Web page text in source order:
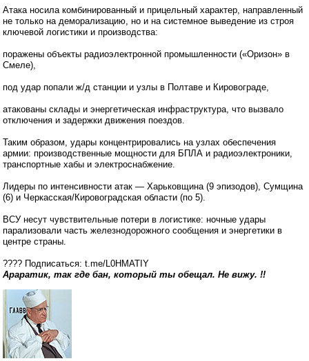
Атака носила комбинированный и прицельный характер, направленный
не только на деморализацию, но и на системное выведение из строя
ключевой логистики и производства:
поражены объекты радиоэлектронной промышленности («Оризон» в
Смеле),
под удар попали ж/д станции и узлы в Полтаве и Кировограде,
атакованы склады и энергетическая инфраструктура, что вызвало
отключения и задержки движения поездов.
Таким образом, удары концентрировались на узлах обеспечения
армии: производственные мощности для БПЛА и радиоэлектроники,
транспортные хабы и электроснабжение.
Лидеры по интенсивности атак — Харьковщина (9 эпизодов), Сумщина
(6) и Черкасская/Кировоградская области (по 5).
ВСУ несут чувствительные потери в логистике: ночные удары
парализовали часть железнодорожного сообщения и энергетики в
центре страны.
???? Подписаться: t.me/L0HMATIY
Араратик, так где бан, который ты обещал. Не вижу. !!